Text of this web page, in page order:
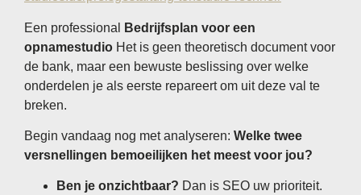
Een professional
Bedrijfsplan voor een
opnamestudio Het is geen theoretisch document voor
de bank, maar een bewuste beslissing over welke
onderdelen je als eerste repareert om uit deze val te
breken.
Begin vandaag nog met analyseren: Welke twee
versnellingen bemoeilijken het meest voor jou?
Ben je onzichtbaar? Dan is SEO uw prioriteit.